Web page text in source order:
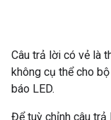
Câu trả lời có vẻ là
không cụ thể cho
báo LED.
Để tuỳ chỉnh câu trả